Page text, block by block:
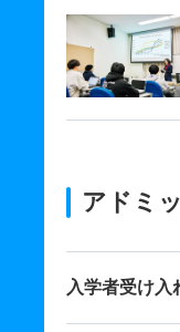
アドミ
入学者受け入